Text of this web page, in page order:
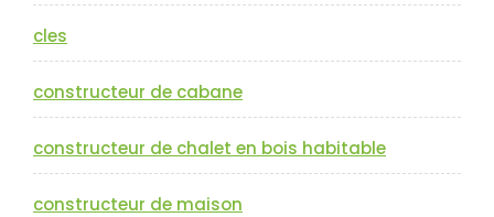
cles
constructeur de cabane
constructeur de chalet en bois habitable
constructeur de maison